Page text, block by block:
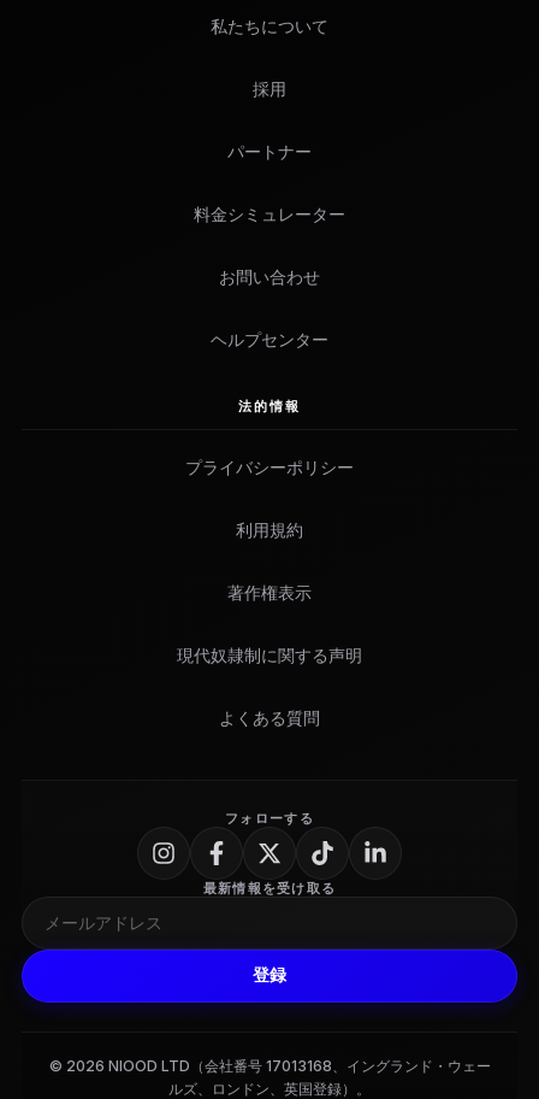
私たちについて
採用
パートナー
料金シミュレーター
お問い合わせ
ヘルプセンター
法的情報
プライバシーポリシー
利用規約
著作権表示
現代奴隷制に関する声明
よくある質問
フォローする
最新情報を受け取る
登録
© 2026 NIOOD LTD（会社番号 17013168、イングランド・ウェー
ルズ、ロンドン、英国登録）。